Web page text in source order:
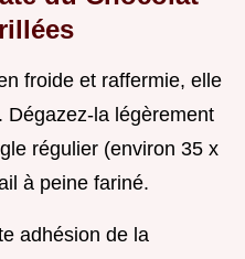
froide et raffermie, elle
Dégazez-la légèrement
régulier (environ 35 x
à peine fariné.
adhésion de la